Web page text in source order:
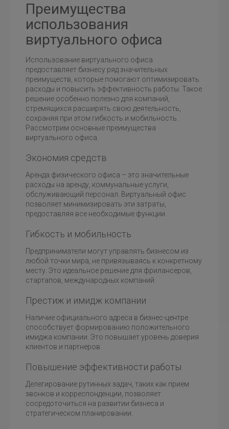
Преимущества
использования
виртуального офиса
Использование виртуального офиса
предоставляет бизнесу ряд значительных
преимуществ, которые помогают оптимизировать
расходы и повысить эффективность работы. Такое
решение особенно полезно для компаний,
стремящихся расширять свою деятельность,
сохраняя при этом гибкость и мобильность.
Рассмотрим основные преимущества
виртуального офиса.
Экономия средств
Аренда физического офиса – это значительные
расходы на аренду, коммунальные услуги,
обслуживающий персонал. Виртуальный офис
позволяет минимизировать эти затраты,
предоставляя все необходимые функции.
Гибкость и мобильность
Предприниматели могут управлять бизнесом из
любой точки мира, не привязываясь к конкретному
месту. Это идеальное решение для фрилансеров,
стартапов, международных компаний.
Престиж и имидж компании
Наличие официального адреса в бизнес-центре
способствует формированию положительного
имиджа компании. Это повышает уровень доверия
клиентов и партнеров.
Повышение эффективности работы
Делегирование рутинных задач, таких как прием
звонков и корреспонденции, позволяет
сосредоточиться на развитии бизнеса и
стратегическом планировании.